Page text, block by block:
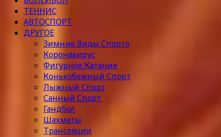
ТЕННИС
АВТОСПОРТ
ДРУГОЕ
Зимние Виды Спорта
Коронавирус
Фигурное Катание
Конькобежный Спорт
Лыжный Спорт
Санный Спорт
Гандбол
Шахматы
Трансляции